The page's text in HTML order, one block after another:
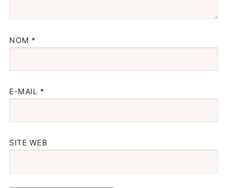
NOM *
E-MAIL *
SITE WEB